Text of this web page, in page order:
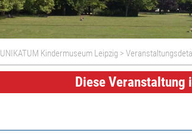
UNIKATUM Kindermuseum Leipzig >
Diese